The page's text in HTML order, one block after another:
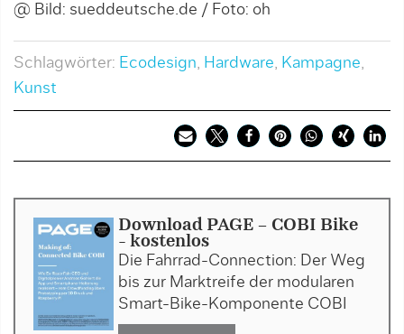
@ Bild: sueddeutsche.de / Foto: oh
Schlagwörter: Ecodesign Hardware Kampagne
Kunst
Download PAGE - COBI Bike
- kostenlos
Die Fahrrad-Connection: Der Weg
bis zur Marktreife der modularen
Smart-Bike-Komponente COBI